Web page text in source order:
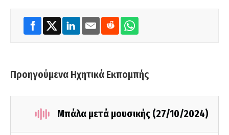
Προηγούμενα Ηχητικά Εκπομπής
Μπάλα μετά μουσικής (27/10/2024)